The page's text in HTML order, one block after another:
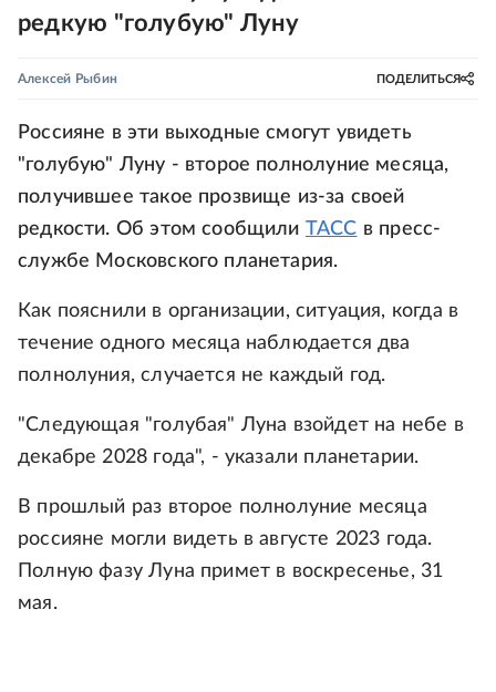
редкую "голубую" Луну
Алексей Рыбин ПОДЕЛИТЬСЯ
Россияне в эти выходные смогут увидеть
"голубую" Луну - второе полнолуние месяца,
получившее такое прозвище из-за своей
редкости. Об этом сообщили ТАСС в пресс-
службе Московского планетария.
Как пояснили в организации, ситуация, когда в
течение одного месяца наблюдается два
полнолуния, случается не каждый год.
"Следующая "голубая" Луна взойдет на небе в
декабре 2028 года", - указали планетарии.
В прошлый раз второе полнолуние месяца
россияне могли видеть в августе 2023 года.
Полную фазу Луна примет в воскресенье, 31
мая.